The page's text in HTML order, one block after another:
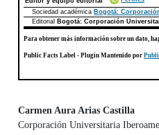
Sociedad académica Bogotá:
Editorial
Bogotá: Corporación
Para obtener más información sobre un dato,
Public Facts Label - Plugin Mantenido por
Carmen Aura Arias Castilla
Corporación Universitaria